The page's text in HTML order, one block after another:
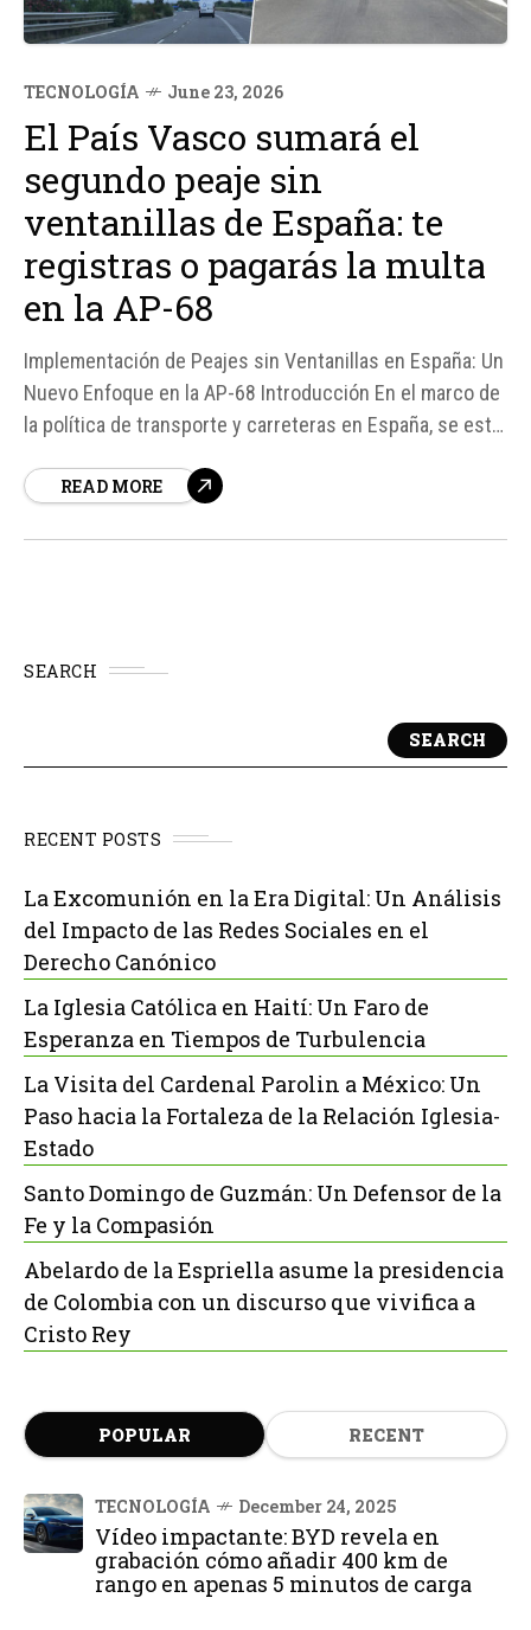
TECNOLOGÍA June 23, 2026
El País Vasco sumará el
segundo peaje sin
ventanillas de España: te
registras o pagarás la multa
en la AP-68
Implementación de Peajes sin Ventanillas en España: Un
Nuevo Enfoque en la AP-68 Introducción En el marco de
la política de transporte y carreteras en España, se está
ventanillas en la autovía AP-68, que conecta Bilbao con
READ MORE
SEARCH
SEARCH
RECENT POSTS
La Excomunión en la Era Digital: Un Análisis
del Impacto de las Redes Sociales en el
Derecho Canónico
La Iglesia Católica en Haití: Un Faro de
Esperanza en Tiempos de Turbulencia
La Visita del Cardenal Parolin a México: Un
Paso hacia la Fortaleza de la Relación Iglesia-
Estado
Santo Domingo de Guzmán: Un Defensor de la
Fe y la Compasión
Abelardo de la Espriella asume la presidencia
de Colombia con un discurso que vivifica a
Cristo Rey
POPULAR RECENT
TECNOLOGÍA December 24, 2025
Vídeo impactante: BYD revela en
grabación cómo añadir 400 km de
rango en apenas 5 minutos de carga